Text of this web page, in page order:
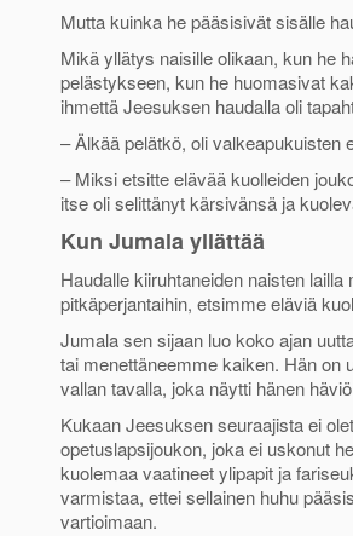
Mutta kuinka he pääsisivät sisälle
Mikä yllätys naisille olikaan, kun he
pelästykseen, kun he huomasivat
ihmettä Jeesuksen haudalla oli
– Älkää pelätkö, oli valkeapukuisten
– Miksi etsitte elävää kuolleiden
itse oli selittänyt kärsivänsä ja
Kun Jumala yllättää
Haudalle kiiruhtaneiden naisten
pitkäperjantaihin, etsimme eläviä
Jumala sen sijaan luo koko ajan
tai menettäneemme kaiken. Hän on
vallan tavalla, joka näytti hänen
Kukaan Jeesuksen seuraajista ei
opetuslapsijoukon, joka ei uskonut
kuolemaa vaatineet ylipapit ja
varmistaa, ettei sellainen huhu
vartioimaan.